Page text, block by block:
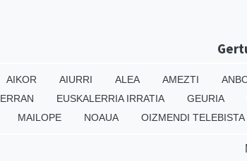
AIKOR AIURRI ALEA AMEZTI
ERRAN EUSKALERRIA IRRATIA GEURIA
MAILOPE NOAUA OIZMENDI TELEBISTA